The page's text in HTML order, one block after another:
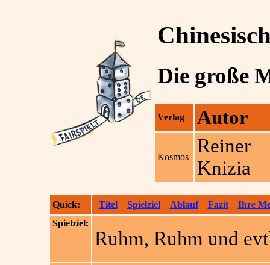
Die große
Verlag Autor
Kosmos
Reiner
Knizia
Quick: Titel Spielziel Ablauf Fazit
Ihre
Spielziel:
Ruhm, Ruhm und